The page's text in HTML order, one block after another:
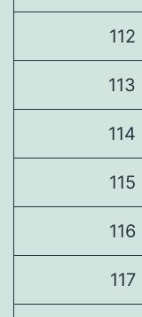
112
113
114
115
116
117